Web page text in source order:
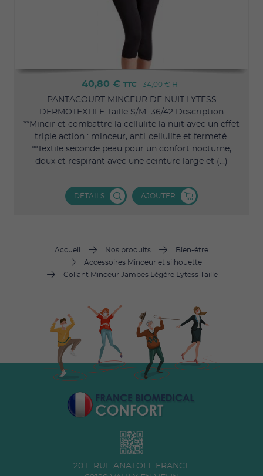
40,80 € TTC 34,00 € HT
PANTACOURT MINCEUR DE NUIT LYTESS
DERMOTEXTILE Taille S/M 36/42 Description
**Mincir et combattre la cellulite la nuit avec un effet
triple action : minceur, anti-cellulite et fermeté.
**Textile seconde peau pour un confort nocturne,
doux et respirant avec une ceinture large et (...)
DÉTAILS AJOUTER
Accueil Nos produits
Bien-être
Accessoires Minceur et silhouette
Collant Minceur Jambes Lègère Lytess Taille 1
20 E RUE ANATOLE FRANCE